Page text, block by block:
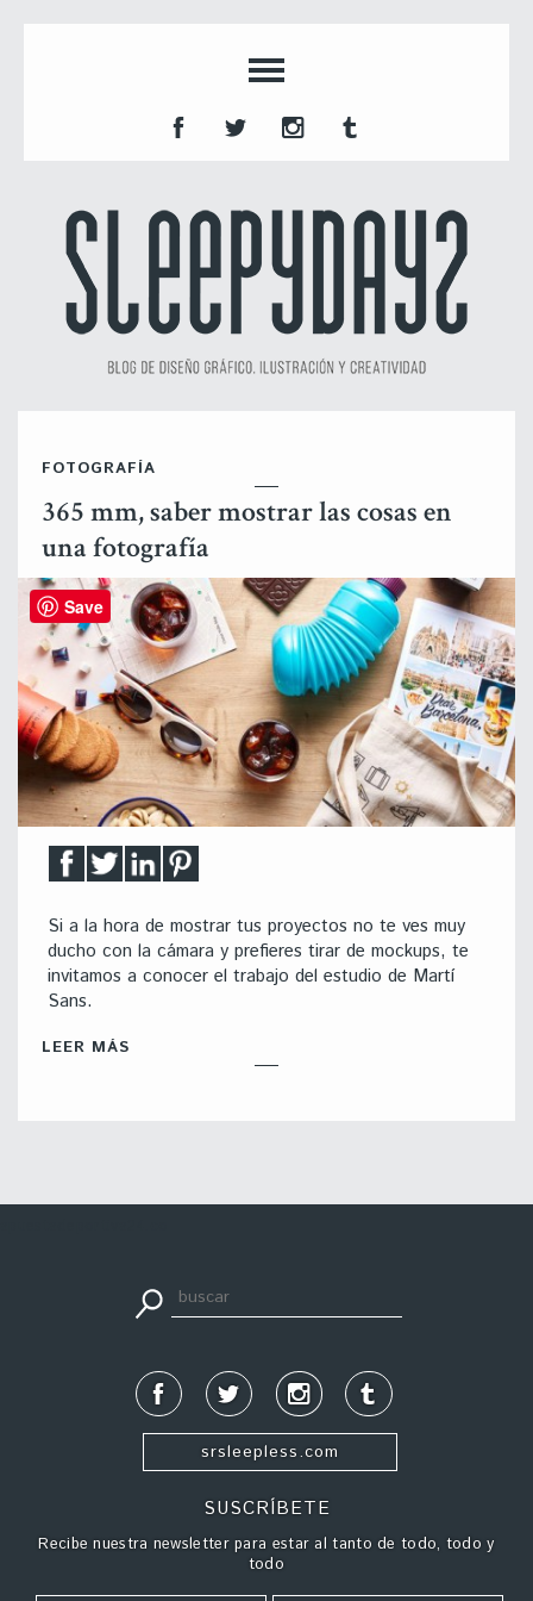
FOTOGRAFÍA
365 mm, saber mostrar las cosas en
una fotografía
Si a la hora de mostrar tus proyectos no te ves muy
ducho con la cámara y prefieres tirar de mockups, te
invitamos a conocer el trabajo del estudio de Martí
Sans.
LEER MÁS
srsleepless.com
SUSCRÍBETE
Recibe nuestra newsletter para estar al tanto de todo, todo y
todo
Save